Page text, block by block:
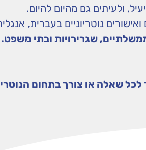
ולעיתים גם מהיום להיום.
ואישורים נוטריוניים בעברית,
שגרירויות ובתי משפט.
לכל שאלה או צורך בתחום